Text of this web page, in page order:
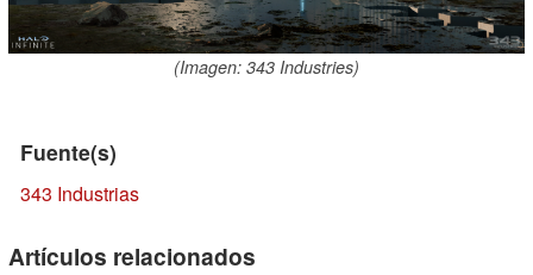
(Imagen: 343 Industries)
Fuente(s)
343 Industrias
Artículos relacionados